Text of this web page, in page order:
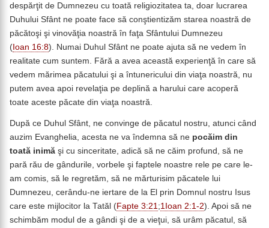
despărţit de Dumnezeu cu toată religiozitatea ta, doar lucrarea
Duhului Sfânt ne poate face să conştientizăm starea noastră de
păcătoşi şi vinovăţia noastră în faţa Sfântului Dumnezeu
( Ioan 16:8). Numai Duhul Sfânt ne poate ajuta să ne vedem în
realitate cum suntem. Fără a avea această experienţă în care să
vedem mărimea păcatului şi a întunericului din viaţa noastră, nu
putem avea apoi revelaţia pe deplină a harului care acoperă
toate aceste păcate din viaţa noastră.
După ce Duhul Sfânt, ne convinge de păcatul nostru, atunci când
auzim Evanghelia, acesta ne va îndemna să ne pocăim din
toată inimă şi cu sinceritate, adică să ne căim profund, să ne
pară rău de gândurile, vorbele şi faptele noastre rele pe care le-
am comis, să le regretăm, să ne mărturisim păcatele lui
Dumnezeu, cerându-ne iertare de la El prin Domnul nostru Isus
care este mijlocitor la Tatăl (Fapte 3:21 ;1Ioan 2:1-2). Apoi să ne
schimbăm modul de a gândi şi de a vieţui, să urâm păcatul, să